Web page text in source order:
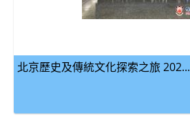
北京歷史及傳統文化探索之旅 202...